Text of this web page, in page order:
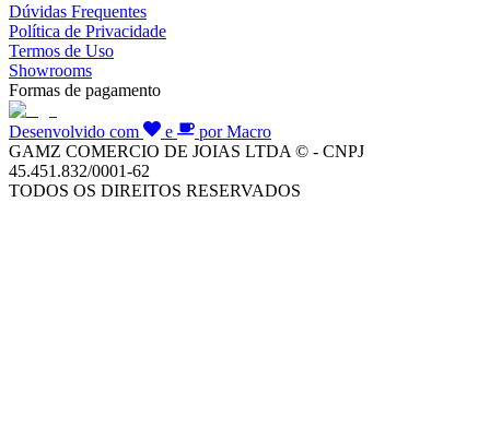
Dúvidas Frequentes
Política de Privacidade
Termos de Uso
Showrooms
Formas de pagamento
Desenvolvido com e
por Macro
GAMZ COMERCIO DE JOIAS LTDA © - CNPJ
45.451.832/0001-62
TODOS OS DIREITOS RESERVADOS